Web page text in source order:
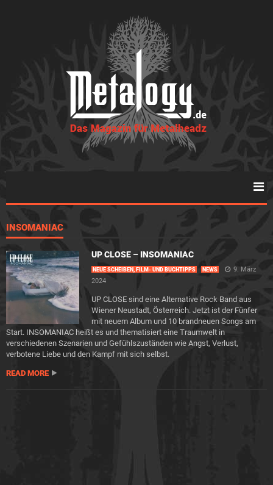
INSOMANIAC
UP CLOSE – INSOMANIAC
NEUE SCHEIBEN, FILM- UND BUCHTIPPS NEWS
9. März
2024
UP CLOSE sind eine Alternative Rock Band aus
Wiener Neustadt, Österreich. Jetzt ist der Fünfer
mit neuem Album und 10 brandneuen Songs am
Start. INSOMANIAC heißt es und thematisiert eine Traumwelt in
verschiedenen Szenarien und Gefühlszuständen wie Angst, Verlust,
verbotene Liebe und den Kampf mit sich selbst.
READ MORE